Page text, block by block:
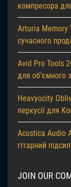
компресора
Arturia Memory
сучасного
Avid Pro Tools
для об’ємного
Heavyocity
перкусії для
Acustica Audio
гітарний
JOIN OUR